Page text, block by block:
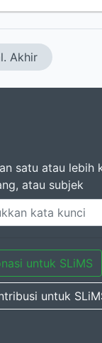
Akhir
satu atau lebih
atau subjek
untuk SLiMS
untuk